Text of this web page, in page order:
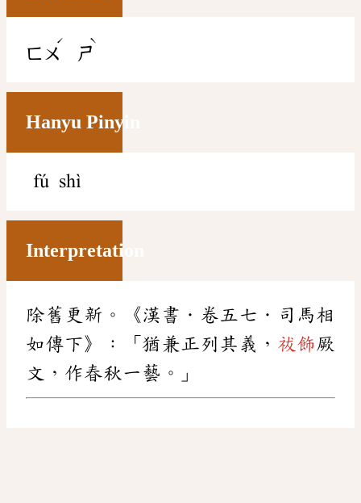
ㄈㄨ
ˊ
ㄕ
ˋ
Hanyu Pinyin
fú shì
Interpretation
除舊更新。《漢書．卷五七．司馬相
如傳下》：「猶兼正列其義， 祓飾厥
文，作春秋一藝。」